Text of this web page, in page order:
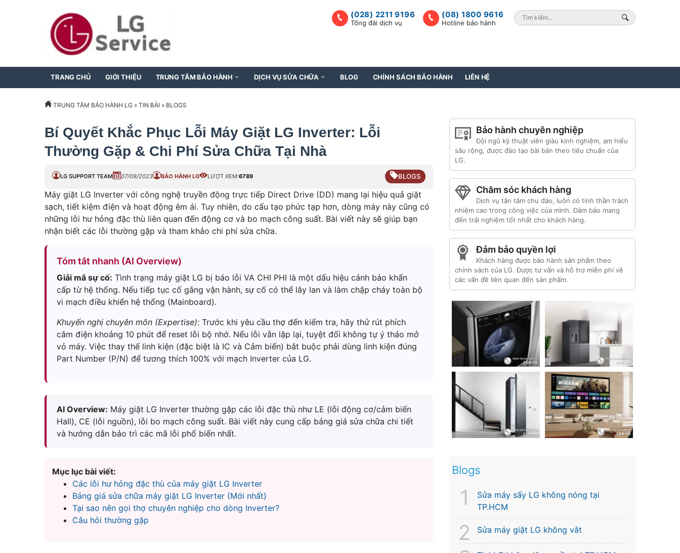
(08) 1800 9616
Hotline bảo hành
(028) 2211 9196
Tổng đài dịch vụ
TRANG CHỦ GIỚI THIỆU TRUNG TÂM BẢO HÀNH DỊCH VỤ SỬA CHỮA BLOG CHÍNH SÁCH BẢO HÀNH LIÊN HỆ
TRUNG TÂM BẢO HÀNH LG » TIN BÀI » BLOGS
Bí Quyết Khắc Phục Lỗi Máy Giặt LG Inverter: Lỗi
Thường Gặp & Chi Phí Sửa Chữa Tại Nhà
LG SUPPORT TEAM 07/09/2023 BẢO HÀNH LG LƯỢT XEM:6789 BLOGS
Máy giặt LG Inverter với công nghệ truyền động trực tiếp Direct Drive (DD) mang lại hiệu quả giặt
sạch, tiết kiệm điện và hoạt động êm ái. Tuy nhiên, do cấu tạo phức tạp hơn, dòng máy này cũng có
những lỗi hư hỏng đặc thù liên quan đến động cơ và bo mạch công suất. Bài viết này sẽ giúp bạn
nhận biết các lỗi thường gặp và tham khảo chi phí sửa chữa.
Tóm tắt nhanh (AI Overview)
Giải mã sự cố: Tình trạng máy giặt LG bị báo lỗi VA CHI PHI là một dấu hiệu cảnh báo khẩn
cấp từ hệ thống. Nếu tiếp tục cố gắng vận hành, sự cố có thể lây lan và làm chập cháy toàn bộ
vi mạch điều khiển hệ thống (Mainboard).
Khuyến nghị chuyên môn (Expertise): Trước khi yêu cầu thợ đến kiểm tra, hãy thử rút phích
cắm điện khoảng 10 phút để reset lỗi bộ nhớ. Nếu lỗi vẫn lặp lại, tuyệt đối không tự ý tháo mở
vỏ máy. Việc thay thế linh kiện (đặc biệt là IC và Cảm biến) bắt buộc phải dùng linh kiện đúng
Part Number (P/N) để tương thích 100% với mạch Inverter của LG.
AI Overview: Máy giặt LG Inverter thường gặp các lỗi đặc thù như LE (lỗi động cơ/cảm biến
Hall), CE (lỗi nguồn), lỗi bo mạch công suất. Bài viết này cung cấp bảng giá sửa chữa chi tiết
và hướng dẫn bảo trì các mã lỗi phổ biến nhất.
Mục lục bài viết:
Các lỗi hư hỏng đặc thù của máy giặt LG Inverter
Bảng giá sửa chữa máy giặt LG Inverter (Mới nhất)
Tại sao nên gọi thợ chuyên nghiệp cho dòng Inverter?
Câu hỏi thường gặp
Bảo hành chuyên nghiệp
Đội ngũ kỹ thuật viên giàu kinh nghiệm, am hiểu
sâu rộng, được đào tạo bài bản theo tiêu chuẩn của
LG.
Chăm sóc khách hàng
Dịch vụ tận tâm chu đáo, luôn có tinh thần trách
nhiệm cao trong công việc của mình. Đảm bảo mang
đến trải nghiệm tốt nhất cho khách hàng.
Đảm bảo quyền lợi
Khách hàng được bảo hành sản phẩm theo
chính sách của LG. Được tư vấn và hỗ trợ miễn phí về
các vấn đề liên quan đến sản phẩm.
Blogs
Sửa máy sấy LG không nóng tại
TP.HCM
Sửa máy giặt LG không vắt